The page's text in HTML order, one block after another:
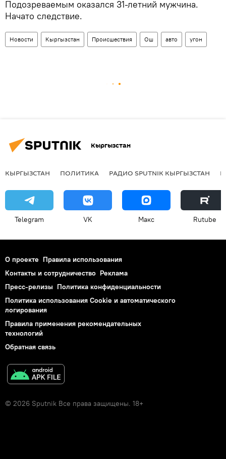
Подозреваемым оказался 31-летний мужчина.
Начато следствие.
Новости Кыргызстан Происшествия Ош авто угон
Кыргызстан
КЫРГЫЗСТАН ПОЛИТИКА РАДИО SPUTNIK КЫРГЫЗСТАН
Telegram VK Макс Rutube
О проекте Правила использования
Контакты и сотрудничество Реклама
Пресс-релизы Политика конфиденциальности
Политика использования Cookie и автоматического
логирования
Правила применения рекомендательных
технологий
Обратная связь
© 2026 Sputnik Все права защищены. 18+